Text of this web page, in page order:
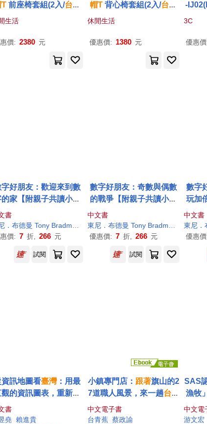
T 前座椅套組(2入/台灣
生活
價: 2380 元
帽T 背心椅套組(2入/台灣
休閒生活
優惠價: 1380 元
-IJ
的主
3C
優惠
字好朋友：歡迎來到數
的家【附親子共讀小指
(英國
設計!建立基本數學概
從 認識數字符號、學
快樂培養數學素養)
書
魏嘉儀 米格爾．桑切斯 Miguel
價: 7 折, 266 元
數字好朋友：奇數與偶數
的戰爭【附親子共讀小指
南】(英國
童設計!認識 奇數和偶數，
建立數與量的對應概念，
中文書
魏嘉儀
優惠價: 7 折, 266 元
數字
玩加
南】(
童設
念，
中文書
優惠
試閱 試閱
資訊地圖看臺灣：用最
觀的資訊圖表，重新認
書
堯
賴進貴
小鎮專門店： 跟著旗山的2
7道職人風景，來一趟台灣
古早味的紙上行旅 (電子
書)
中文電子書
台青蕉 蔡政諭
SAS
漁牧
特色
態、
中文電
游文宏